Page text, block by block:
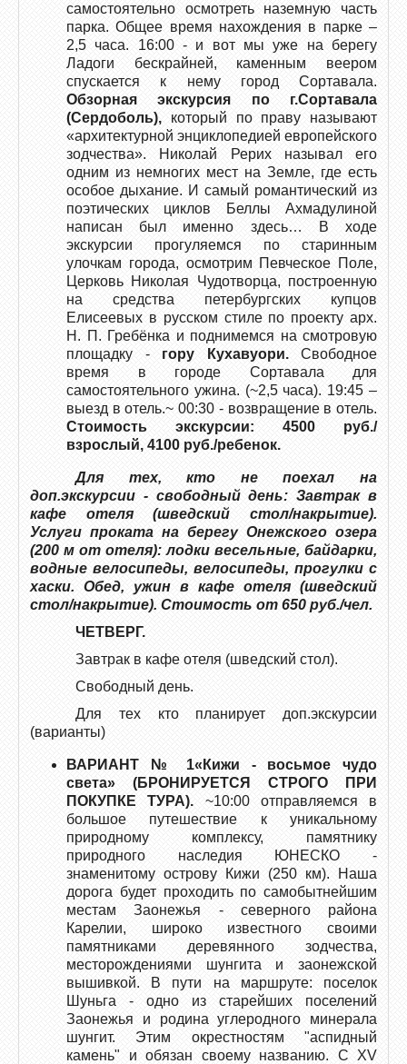
самостоятельно осмотреть наземную часть
парка. Общее время нахождения в парке –
2,5 часа. 16:00 - и вот мы уже на берегу
Ладоги бескрайней, каменным веером
спускается к нему город Сортавала.
Обзорная экскурсия по г.Сортавала
(Сердоболь), который по праву называют
«архитектурной энциклопедией европейского
зодчества». Николай Рерих называл его
одним из немногих мест на Земле, где есть
особое дыхание. И самый романтический из
поэтических циклов Беллы Ахмадулиной
написан был именно здесь… В ходе
экскурсии прогуляемся по старинным
улочкам города, осмотрим Певческое Поле,
Церковь Николая Чудотворца, построенную
на средства петербургских купцов
Елисеевых в русском стиле по проекту арх.
Н. П. Гребёнка и поднимемся на смотровую
площадку - гору Кухавуори.Свободное
время в городе Сортавала для
самостоятельного ужина. (~2,5 часа). 19:45 –
выезд в отель.~ 00:30 - возвращение в отель.
Стоимость экскурсии: 4500 руб./
взрослый, 4100 руб./ребенок.
Для тех, кто не поехал на
доп.экскурсии - свободный день: Завтрак в
кафе отеля (шведский стол/накрытие).
Услуги проката на берегу Онежского озера
(200 м от отеля): лодки весельные, байдарки,
водные велосипеды, велосипеды, прогулки с
хаски. Обед, ужин в кафе отеля (шведский
стол/накрытие). Стоимость от 650 руб./чел.
ЧЕТВЕРГ.
Завтрак в кафе отеля (шведский стол).
Свободный день.
Для тех кто планирует доп.экскурсии
(варианты)
ВАРИАНТ № 1«Кижи - восьмое чудо
света» (БРОНИРУЕТСЯ СТРОГО ПРИ
ПОКУПКЕ ТУРА). ~10:00 отправляемся в
большое путешествие к уникальному
природному комплексу, памятнику
природного наследия ЮНЕСКО -
знаменитому острову Кижи (250 км). Наша
дорога будет проходить по самобытнейшим
местам Заонежья - северного района
Карелии, широко известного своими
памятниками деревянного зодчества,
месторождениями шунгита и заонежской
вышивкой. В пути на маршруте: поселок
Шуньга - одно из старейших поселений
Заонежья и родина углеродного минерала
шунгит. Этим окрестностям "аспидный
камень" и обязан своему названию. С XV